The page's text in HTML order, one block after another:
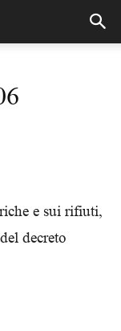
e sui rifiuti,
decreto